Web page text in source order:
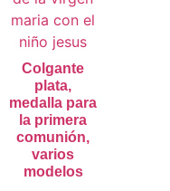
Colgante
plata,
medalla para
la primera
comunión,
varios
modelos